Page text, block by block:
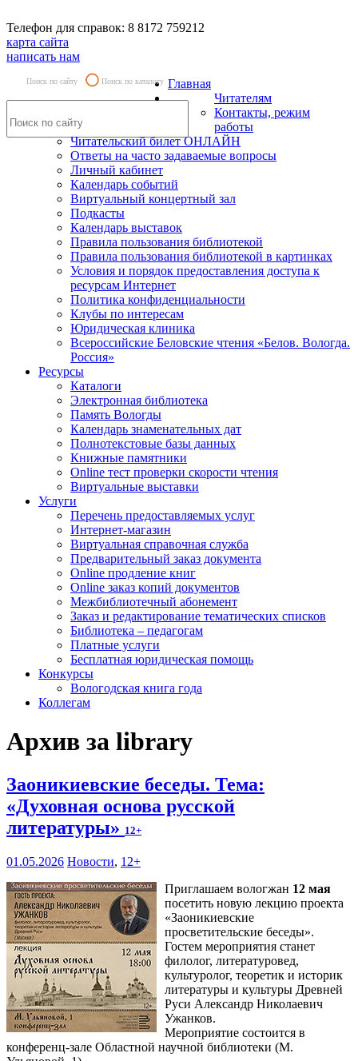
Телефон для справок: 8 8172 759212
карта сайта
написать нам
Поиск по сайту Поиск по каталогу Главная
Читателям
Контакты, режим
работы
Читательский билет ОНЛАЙН
Ответы на часто задаваемые вопросы
Личный кабинет
Календарь событий
Виртуальный концертный зал
Подкасты
Календарь выставок
Правила пользования библиотекой
Правила пользования библиотекой в картинках
Условия и порядок предоставления доступа к
ресурсам Интернет
Политика конфиденциальности
Клубы по интересам
Юридическая клиника
Всероссийские Беловские чтения «Белов. Вологда.
Россия»
Ресурсы
Каталоги
Электронная библиотека
Память Вологды
Календарь знаменательных дат
Полнотекстовые базы данных
Книжные памятники
Online тест проверки скорости чтения
Виртуальные выставки
Услуги
Перечень предоставляемых услуг
Интернет-магазин
Виртуальная справочная служба
Предварительный заказ документа
Online продление книг
Online заказ копий документов
Межбиблиотечный абонемент
Заказ и редактирование тематических списков
Библиотека – педагогам
Платные услуги
Бесплатная юридическая помощь
Конкурсы
Вологодская книга года
Коллегам
Архив за library
Заоникиевские беседы. Тема:
«Духовная основа русской
литературы» 12+
01.05.2026 Новости, 12+
Приглашаем вологжан 12 мая
посетить новую лекцию проекта
«Заоникиевские
просветительские беседы».
Гостем мероприятия станет
филолог, литературовед,
культуролог, теоретик и историк
литературы и культуры Древней
Руси Александр Николаевич
Ужанков.
Мероприятие состоится в
конференц-зале Областной научной библиотеки (М.